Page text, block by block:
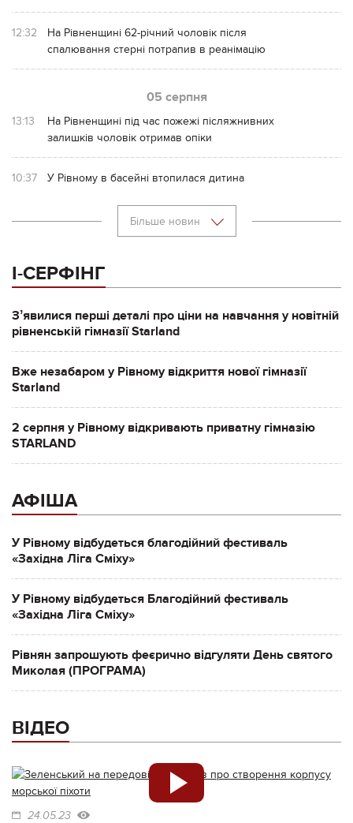
12:32
На Рівненщині 62-річний чоловік після
спалювання стерні потрапив в реанімацію
05 серпня
13:13
На Рівненщині під час пожежі післяжнивних
залишків чоловік отримав опіки
10:37 У Рівному в басейні втопилася дитина
Більше новин
І-СЕРФІНГ
Зʼявилися перші деталі про ціни на навчання у новітній
рівненській гімназії Starland
Вже незабаром у Рівному відкриття нової гімназії
Starland
2 серпня у Рівному відкривають приватну гімназію
STARLAND
АФІША
У Рівному відбудеться благодійний фестиваль
«Західна Ліга Сміху»
У Рівному відбудеться Благодійний фестиваль
«Західна Ліга Сміху»
Рівнян запрошують феєрично відгуляти День святого
Миколая (ПРОГРАМА)
ВІДЕО
24.05.23